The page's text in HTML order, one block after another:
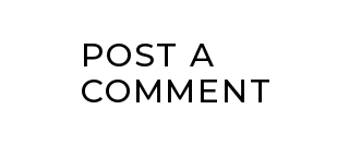
POST A
COMMENT